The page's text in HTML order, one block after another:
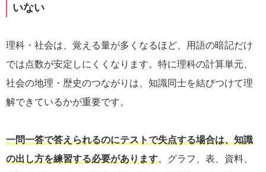
いない
理科・社会は、覚える量が多くなるほど、用語の暗記だけ
では点数が安定しにくくなります。特に理科の計算単元、
社会の地理・歴史のつながりは、知識同士を結びつけて理
解できているかが重要です。
一問一答で答えられるのにテストで失点する場合は、知識
の出し方を練習する必要があります。グラフ、表、資料、